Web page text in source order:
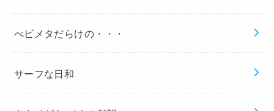
べビメタだらけの・・・
サーフな日和